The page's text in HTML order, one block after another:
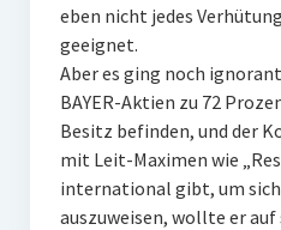
eben nicht jedes
geeignet.
Aber es ging noch
BAYER-Aktien zu 72
Besitz befinden, und der
mit Leit-Maximen wie
international gibt, um
auszuweisen, wollte er